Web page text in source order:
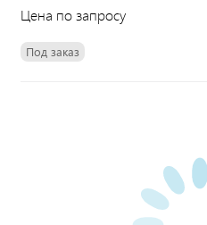
Цена по запросу
Под заказ